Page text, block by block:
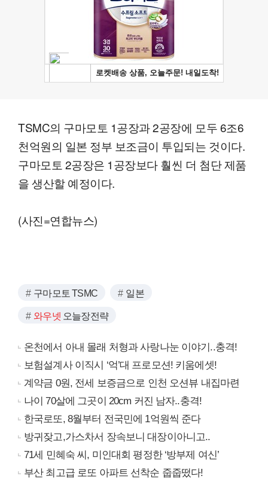
TSMC의 구마모토 1공장과 2공장에 모두 6조6
천억원의 일본 정부 보조금이 투입되는 것이다.
구마모토 2공장은 1공장보다 훨씬 더 첨단 제품
을 생산할 예정이다.
(사진=연합뉴스)
구마모토 TSMC 일본
와우넷 오늘장전략
온천에서 아내 몰래 처형과 사랑나눈 이야기..충격!
보험설계사 이직시 ‘억’대 프로모션! 키움에셋!
계약금 0원, 전세 보증금으로 인천 오션뷰 내집마련
나이 70살에 그곳이 20cm 커진 남자..충격!
한국로또, 8월부터 전국민에 1억원씩 준다
방귀잦고,가스차서 장속보니 대장이아니고..
71세 민혜숙 씨, 미인대회 평정한 ‘방부제 여신’
부산 최고급 로또 아파트 선착순 줍줍떴다!